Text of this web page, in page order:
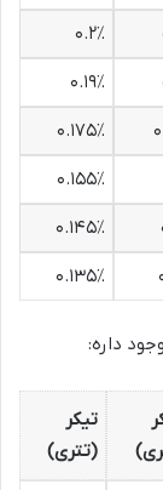
۰.۲٪
۰.۱۹٪
۰.۱۷۵٪
۰.۱۵۵٪
۰.۱۴۵٪
۰.۱۳۵٪
داره:
تیکر
(تتری)